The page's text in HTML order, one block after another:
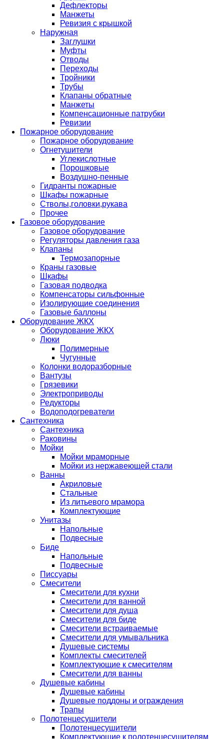
Дефлекторы
Манжеты
Ревизия с крышкой
Наружная
Заглушки
Муфты
Отводы
Переходы
Тройники
Трубы
Клапаны обратные
Манжеты
Компенсационные патрубки
Ревизии
Пожарное оборудование
Пожарное оборудование
Огнетушители
Углекислотные
Порошковые
Воздушно-пенные
Гидранты пожарные
Шкафы пожарные
Стволы,головки,рукава
Прочее
Газовое оборудование
Газовое оборудование
Регуляторы давления газа
Клапаны
Термозапорные
Краны газовые
Шкафы
Газовая подводка
Компенсаторы сильфонные
Изолирующие соединения
Газовые баллоны
Оборудование ЖКХ
Оборудование ЖКХ
Люки
Полимерные
Чугунные
Колонки водоразборные
Вантузы
Грязевики
Электроприводы
Редукторы
Водоподогреватели
Сантехника
Сантехника
Раковины
Мойки
Мойки мраморные
Мойки из нержавеющей стали
Ванны
Акриловые
Стальные
Из литьевого мрамора
Комплектующие
Унитазы
Напольные
Подвесные
Биде
Напольные
Подвесные
Писсуары
Смесители
Смесители для кухни
Смесители для ванной
Смесители для душа
Смесители для биде
Смесители встраиваемые
Смесители для умывальника
Душевые системы
Комплекты смесителей
Комплектующие к смесителям
Смесители для ванны
Душевые кабины
Душевые кабины
Душевые поддоны и ограждения
Трапы
Полотенцесушители
Полотенцесушители
Комплектующие к полотенцесушителям